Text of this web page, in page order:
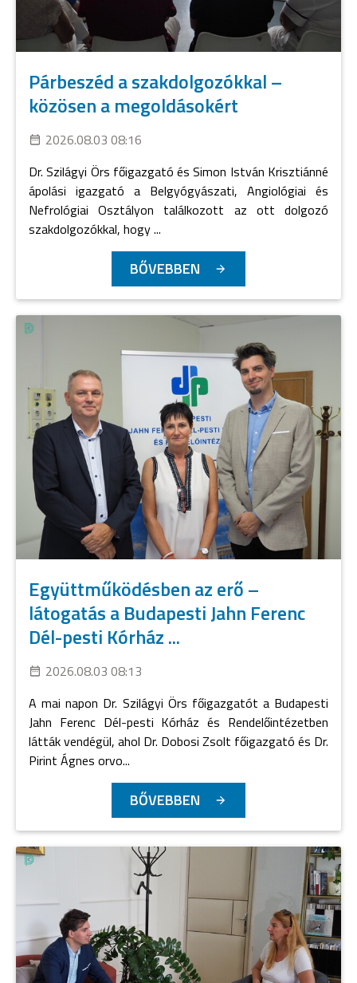
Párbeszéd a szakdolgozókkal –
közösen a megoldásokért
2026.08.03 08:16
Dr. Szilágyi Örs főigazgató és Simon István Krisztiánné
ápolási igazgató a Belgyógyászati, Angiológiai és
Nefrológiai Osztályon találkozott az ott dolgozó
szakdolgozókkal, hogy ...
BŐVEBBEN
Együttműködésben az erő –
látogatás a Budapesti Jahn Ferenc
Dél-pesti Kórház ...
2026.08.03 08:13
A mai napon Dr. Szilágyi Örs főigazgatót a Budapesti
Jahn Ferenc Dél-pesti Kórház és Rendelőintézetben
látták vendégül, ahol Dr. Dobosi Zsolt főigazgató és Dr.
Pirint Ágnes orvo...
BŐVEBBEN